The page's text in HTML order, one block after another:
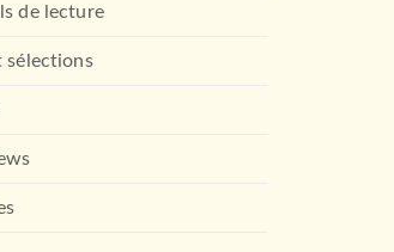
de lecture
sélections